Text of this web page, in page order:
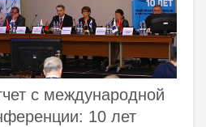
с международной
10 лет